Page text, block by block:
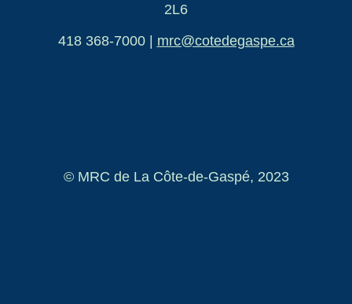
2L6
418 368-7000| mrc@cotedegaspe.ca
© MRC de La Côte-de-Gaspé, 2023